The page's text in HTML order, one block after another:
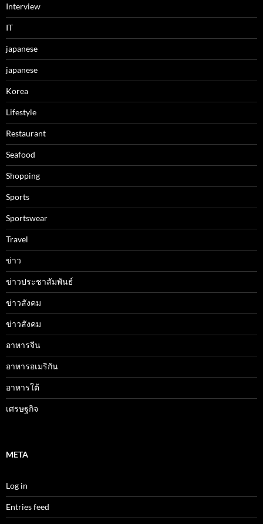
Interview
IT
japanese
japanese
Korea
Lifestyle
Restaurant
Seafood
Shopping
Sports
Sportswear
Travel
ข่าว
ข่าวประชาสัมพันธ์
ข่าวสังคม
ข่าวสังคม
อาหารจีน
อาหารอเมริกัน
อาหารใต้
เศรษฐกิจ
META
Log in
Entries feed